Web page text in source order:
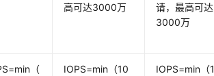
高可达3000万
请，最高可达
3000万
（
IOPS=min（10
IOPS=min（1